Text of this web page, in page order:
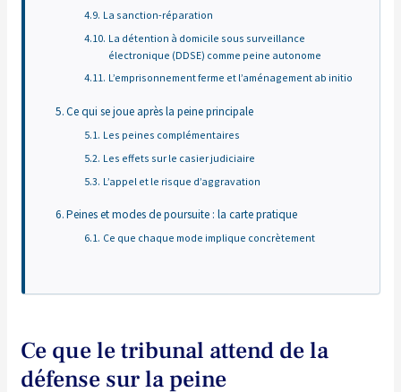
La sanction-réparation
La détention à domicile sous surveillance
électronique (DDSE) comme peine autonome
L’emprisonnement ferme et l’aménagement ab initio
Ce qui se joue après la peine principale
Les peines complémentaires
Les effets sur le casier judiciaire
L’appel et le risque d’aggravation
Peines et modes de poursuite : la carte pratique
Ce que chaque mode implique concrètement
Ce que le tribunal attend de la
défense sur la peine